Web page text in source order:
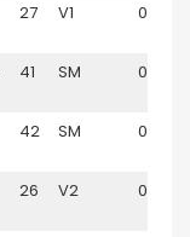
27 V1
41 SM
42 SM
26 V2